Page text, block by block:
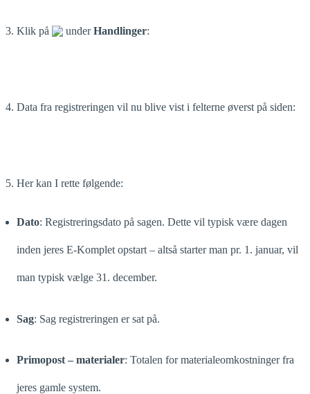
3. Klik på underHandlinger:
4. Data fra registreringen vil nu blive vist i felterne øverst på siden:
5. Her kan I rette følgende:
Dato: Registreringsdato på sagen. Dette vil typisk være dagen
inden jeres E-Komplet opstart – altså starter man pr. 1. januar, vil
man typisk vælge 31. december.
Sag: Sag registreringen er sat på.
Primopost – materialer: Totalen for materialeomkostninger fra
jeres gamle system.